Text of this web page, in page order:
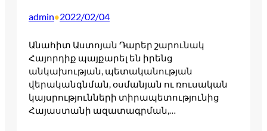
admin•2022/02/04
Անահիտ Աստոյան Դարեր շարունակ
Հայորդիք պայքարել են իրենց
անկախության, պետականության
վերականգնման, օսմանյան ու ռուսական
կայսրությունների տիրապետությունից
Հայաստանի ազատագրման,…